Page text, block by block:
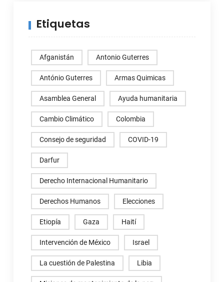
Etiquetas
Afganistán Antonio Guterres
António Guterres Armas Quimicas
Asamblea General Ayuda humanitaria
Cambio Climático Colombia
Consejo de seguridad COVID-19
Darfur
Derecho Internacional Humanitario
Derechos Humanos Elecciones
Etiopía Gaza Haití
Intervención de México Israel
La cuestión de Palestina Libia